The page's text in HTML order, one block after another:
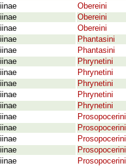
Obereini
Obereini
Obereini
Phantasini
Phantasini
Phrynetini
Phrynetini
Phrynetini
Phrynetini
Phrynetini
Prosopocerini
Prosopocerini
Prosopocerini
Prosopocerini
Prosopocerini